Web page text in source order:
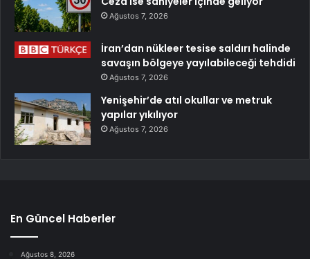
Ağustos 7, 2026
İran’dan nükleer tesise saldırı halinde
savaşın bölgeye yayılabileceği tehdidi
Ağustos 7, 2026
Yenişehir’de atıl okullar ve metruk
yapılar yıkılıyor
Ağustos 7, 2026
En Güncel Haberler
Ağustos 8, 2026